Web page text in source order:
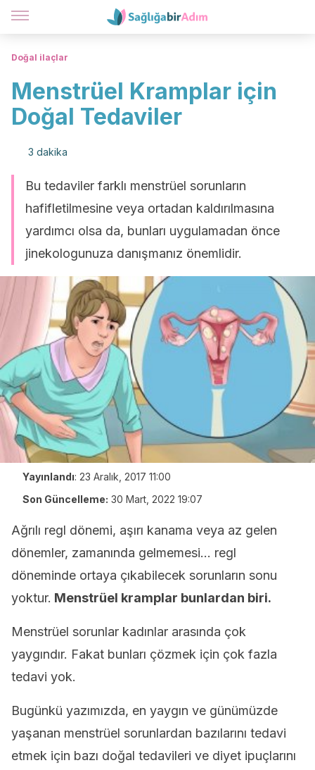
Doğal ilaçlar
Menstrüel Kramplar için
Doğal Tedaviler
3 dakika
Bu tedaviler farklı menstrüel sorunların
hafifletilmesine veya ortadan kaldırılmasına
yardımcı olsa da, bunları uygulamadan önce
jinekologunuza danışmanız önemlidir.
Yayınlandı: 23 Aralık, 2017 11:00
Son Güncelleme: 30 Mart, 2022 19:07
Ağrılı regl dönemi, aşırı kanama veya az gelen
dönemler, zamanında gelmemesi… regl
döneminde ortaya çıkabilecek sorunların sonu
yoktur. Menstrüel kramplar bunlardan biri.
Menstrüel sorunlar kadınlar arasında çok
yaygındır. Fakat bunları çözmek için çok fazla
tedavi yok.
Bugünkü yazımızda, en yaygın ve günümüzde
yaşanan menstrüel sorunlardan bazılarını tedavi
etmek için bazı doğal tedavileri ve diyet ipuçlarını